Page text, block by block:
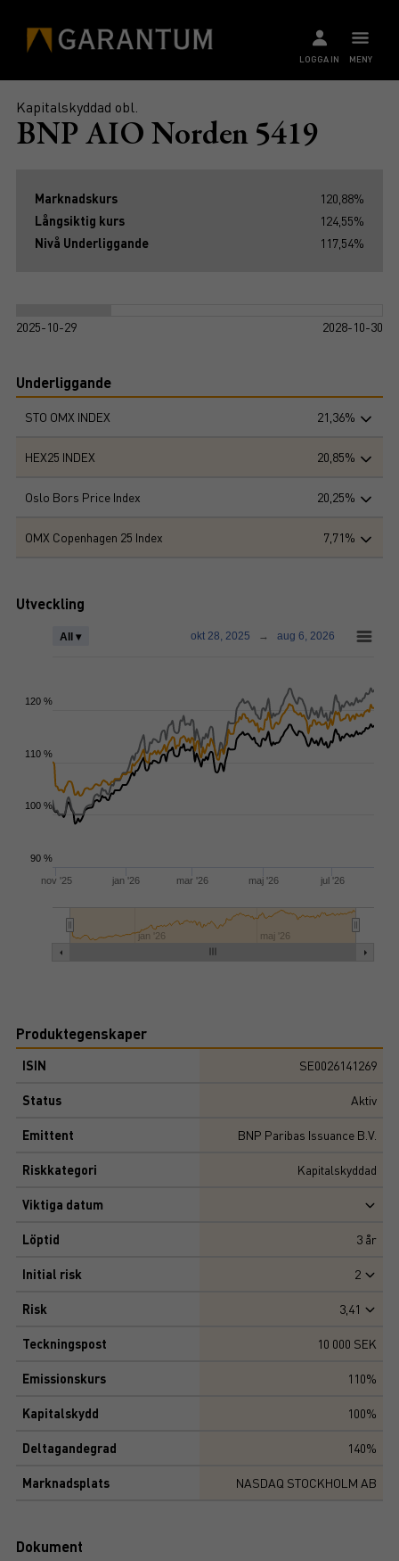
MENY
LOGGA IN
Kapitalskyddad obl.
BNP AIO Norden 5419
Marknadskurs
120,88%
Långsiktig kurs
124,55%
Nivå Underliggande
117,54%
2025-10-29 2028-10-30
Underliggande
STO OMX INDEX 21,36%
HEX25 INDEX 20,85%
Oslo Bors Price Index 20,25%
OMX Copenhagen 25 Index 7,71%
Utveckling
nov '25 jan '26 mar '26 maj '26 jul '26
jan '26 maj '26
All ▾ okt 28, 2025 → aug 6, 2026
90 %
100 %
110 %
120 %
Produktegenskaper
ISIN SE0026141269
Status Aktiv
Emittent BNP Paribas Issuance B.V.
Riskkategori Kapitalskyddad
Viktiga datum
Löptid 3 år
Initial risk 2
Risk 3,41
Teckningspost 10 000 SEK
Emissionskurs 110%
Kapitalskydd 100%
Deltagandegrad 140%
Marknadsplats NASDAQ STOCKHOLM AB
Dokument